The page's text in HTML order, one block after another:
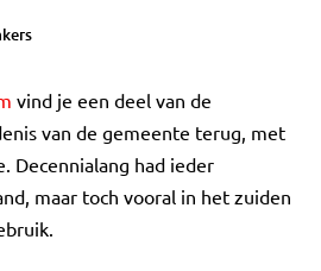
vind je een deel van de
van de gemeente terug, met
Decennialang had ieder
maar toch vooral in het zuiden